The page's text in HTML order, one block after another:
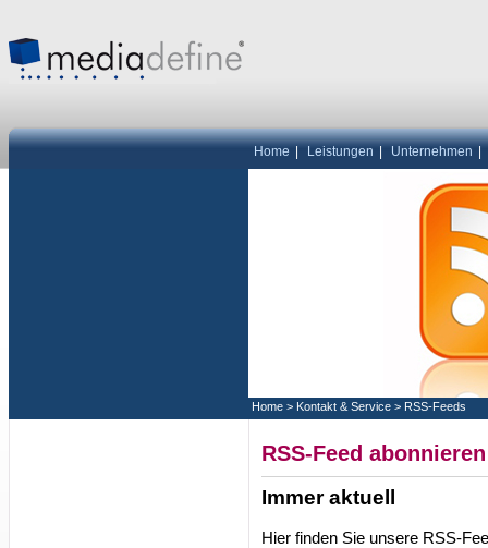
Home Leistungen Unternehmen
Home > Kontakt & Service > RSS-Feeds
RSS-Feed abonnieren
Immer aktuell
Hier finden Sie unsere RSS-